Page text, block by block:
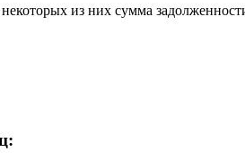
из них сумма